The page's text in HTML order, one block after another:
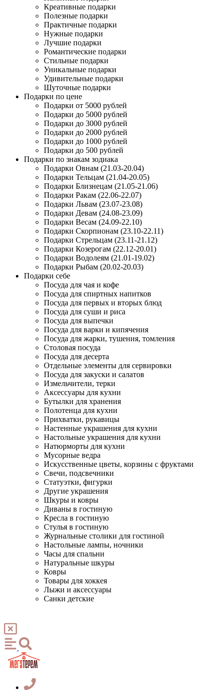
Креативные подарки
Полезные подарки
Практичные подарки
Нужные подарки
Лучшие подарки
Романтические подарки
Стильные подарки
Уникальные подарки
Удивительные подарки
Шуточные подарки
Подарки по цене
Подарки от 5000 рублей
Подарки до 5000 рублей
Подарки до 3000 рублей
Подарки до 2000 рублей
Подарки до 1000 рублей
Подарки до 500 рублей
Подарки по знакам зодиака
Подарки Овнам (21.03-20.04)
Подарки Тельцам (21.04-20.05)
Подарки Близнецам (21.05-21.06)
Подарки Ракам (22.06-22.07)
Подарки Львам (23.07-23.08)
Подарки Девам (24.08-23.09)
Подарки Весам (24.09-22.10)
Подарки Скорпионам (23.10-22.11)
Подарки Стрельцам (23.11-21.12)
Подарки Козерогам (22.12-20.01)
Подарки Водолеям (21.01-19.02)
Подарки Рыбам (20.02-20.03)
Подарки себе
Посуда для чая и кофе
Посуда для спиртных напитков
Посуда для первых и вторых блюд
Посуда для суши и риса
Посуда для выпечки
Посуда для варки и кипячения
Посуда для жарки, тушения, томления
Столовая посуда
Посуда для десерта
Отдельные элементы для сервировки
Посуда для закуски и салатов
Измельчители, терки
Аксессуары для кухни
Бутылки для хранения
Полотенца для кухни
Прихватки, рукавицы
Настенные украшения для кухни
Настольные украшения для кухни
Натюрморты для кухни
Мусорные ведра
Искусственные цветы, корзины с фруктами
Свечи, подсвечники
Статуэтки, фигурки
Другие украшения
Шкуры и ковры
Диваны в гостиную
Кресла в гостиную
Стулья в гостиную
Журнальные столики для гостиной
Настольные лампы, ночники
Часы для спальни
Натуральные шкуры
Ковры
Товары для хоккея
Лыжи и аксессуары
Санки детские